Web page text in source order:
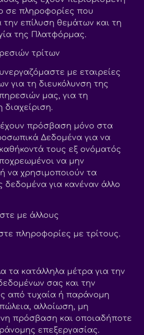
σε πληροφορίες που
την επίλυση θεμάτων και τη
της Πλατφόρμας.
τρίτων
με εταιρείες
για τη διευκόλυνση της
μας, για τη
έχουν πρόσβαση μόνο στα
Δεδομένα για να
τους εξ ονόματός
να μην
να χρησιμοποιούν τα
για κανέναν άλλο
με άλλους
πληροφορίες με τρίτους.
τα κατάλληλα μέτρα για την
σας και την
από τυχαία ή παράνομη
αλλοίωση, μη
πρόσβαση και οποιαδήποτε
επεξεργασίας.